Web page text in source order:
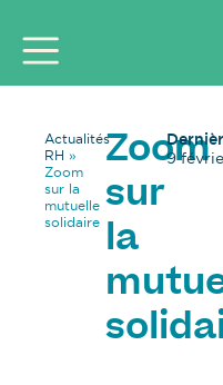
Actualités
RH »
Zoom
sur la
mutuelle
solidaire
Zoom
sur
la
9